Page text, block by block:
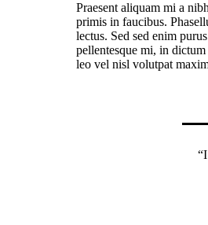
Praesent aliquam mi a
primis in faucibus.
lectus. Sed sed enim
pellentesque mi, in
leo vel nisl volutpat